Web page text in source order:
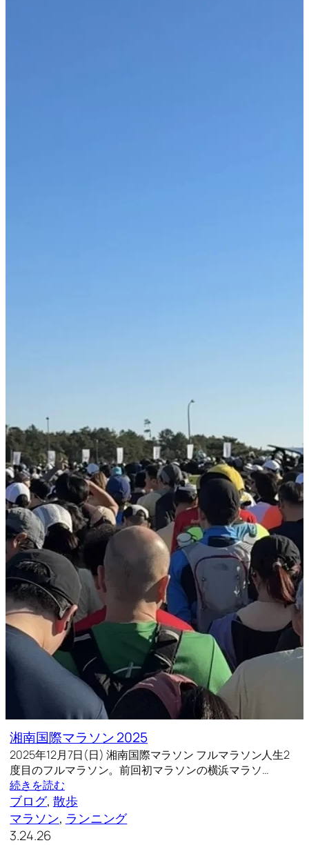
湘南国際マラソン 2025
2025年12月7日(日) 湘南国際マラソン フルマラソン人生2
度目のフルマラソン。前回初マラソンの横浜マラソ…
続きを読む
ブログ, 散歩
マラソン, ランニング
3.24.26